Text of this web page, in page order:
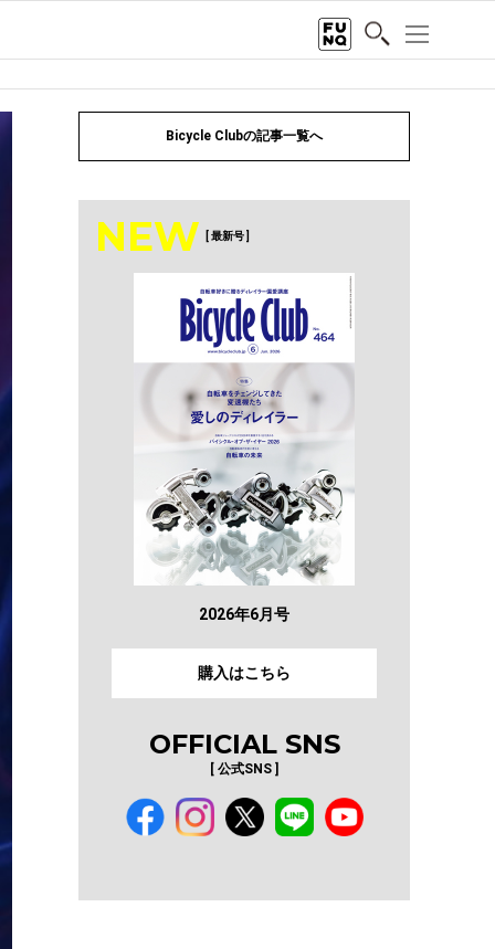
Bicycle Clubの記事一覧へ
NEW [ 最新号 ]
2026年6月号
購入はこちら
OFFICIAL SNS
[ 公式SNS ]